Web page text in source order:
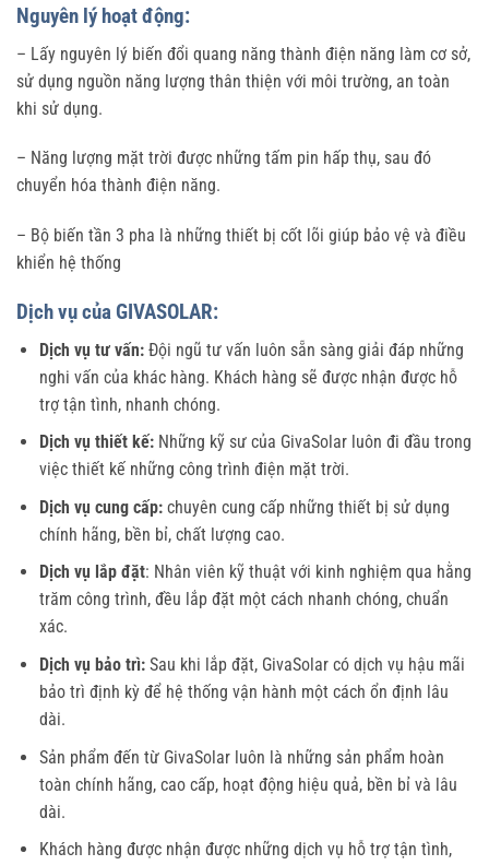
Nguyên lý hoạt động:
– Lấy nguyên lý biến đổi quang năng thành điện năng làm cơ sở,
sử dụng nguồn năng lượng thân thiện với môi trường, an toàn
khi sử dụng.
– Năng lượng mặt trời được những tấm pin hấp thụ, sau đó
chuyển hóa thành điện năng.
– Bộ biến tần 3 pha là những thiết bị cốt lõi giúp bảo vệ và điều
khiển hệ thống
Dịch vụ của GIVASOLAR:
Dịch vụ tư vấn:Đội ngũ tư vấn luôn sẵn sàng giải đáp những
nghi vấn của khác hàng. Khách hàng sẽ được nhận được hỗ
trợ tận tình, nhanh chóng.
Dịch vụ thiết kế:Những kỹ sư của GivaSolar luôn đi đầu trong
việc thiết kế những công trình điện mặt trời.
Dịch vụ cung cấp:chuyên cung cấp những thiết bị sử dụng
chính hãng, bền bỉ, chất lượng cao.
Dịch vụ lắp đặt: Nhân viên kỹ thuật với kinh nghiệm qua hằng
trăm công trình, đều lắp đặt một cách nhanh chóng, chuẩn
xác.
Dịch vụ bảo trì:Sau khi lắp đặt, GivaSolar có dịch vụ hậu mãi
bảo trì định kỳ để hệ thống vận hành một cách ổn định lâu
dài.
Sản phẩm đến từ GivaSolar luôn là những sản phẩm hoàn
toàn chính hãng, cao cấp, hoạt động hiệu quả, bền bỉ và lâu
dài.
Khách hàng được nhận được những dịch vụ hỗ trợ tận tình,